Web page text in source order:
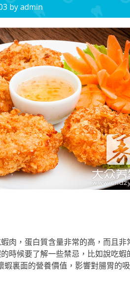
byadmin
肉，蛋白質含量非常的高，而且
時候要了解一些禁忌，比如說吃
蝦裏面的營養價值，影響對腸胃的